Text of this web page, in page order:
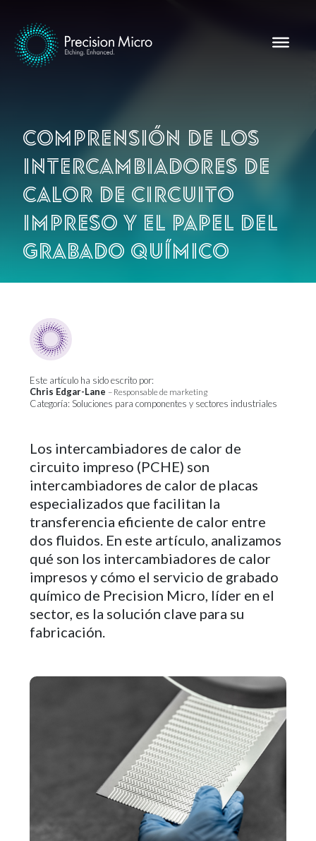
Comprensión de los
intercambiadores de
calor de circuito
impreso y el papel del
grabado químico
Este artículo ha sido escrito por:
Chris Edgar-Lane – Responsable de marketing
Categoría: Soluciones para componentes y sectores industriales
Los intercambiadores de calor de
circuito impreso (PCHE) son
intercambiadores de calor de placas
especializados que facilitan la
transferencia eficiente de calor entre
dos fluidos. En este artículo, analizamos
qué son los intercambiadores de calor
impresos y cómo el servicio de grabado
químico de Precision Micro, líder en el
sector, es la solución clave para su
fabricación.